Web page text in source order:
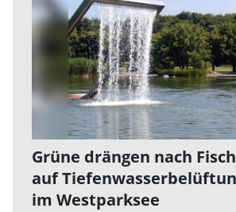
Grüne drängen nach
auf
im Westparksee